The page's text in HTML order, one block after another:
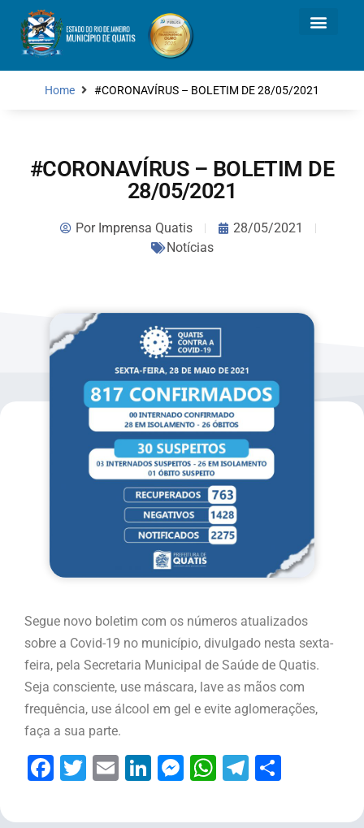
Home #CORONAVÍRUS – BOLETIM DE 28/05/2021
#CORONAVÍRUS – BOLETIM DE
28/05/2021
PorImprensa Quatis
28/05/2021
Notícias
Segue novo boletim com os números atualizados
sobre a Covid-19 no município, divulgado nesta sexta-
feira, pela Secretaria Municipal de Saúde de Quatis.
Seja consciente, use máscara, lave as mãos com
frequência, use álcool em gel e evite aglomerações,
faça a sua parte.
Facebook
Twitter
EmailLinkedIn
Messenger
WhatsApp
Telegram